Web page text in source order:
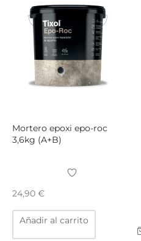
Mortero epoxi epo-roc
3,6kg (A+B)
24,90 €
Añadir al carrito